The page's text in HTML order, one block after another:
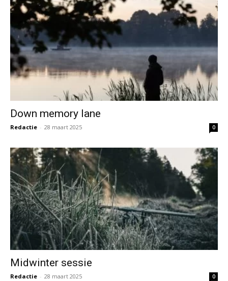
Down memory lane
Redactie - 28 maart 2025 0
Midwinter sessie
Redactie - 28 maart 2025 0